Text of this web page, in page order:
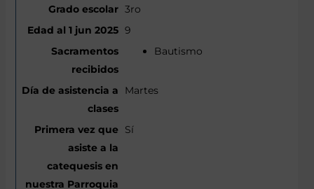
3ro
9
Bautismo
Martes
Sí